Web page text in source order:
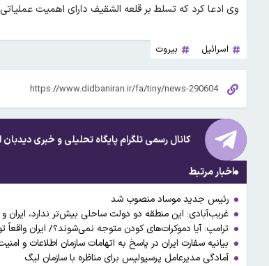
وی ادعا کرد که تسلط بر قلعه الشقیف دارای اهمیت
اسرائیل بیروت
کانال رسمی تلگرام پایگاه تحلیلی و خبریدیدبان
اخبار مرتبط
رئیس جدید موساد منصوب شد
غریب‌آبادی: این منطقه دو دولت ساحلی بیش‌تر ندارد، ایران
ترامپ: آیا دموکرات‌های کودن متوجه نمی‌شوند؟/ ایران واقعاً
بیانیه سفارت ایران در پاسخ به اتهامات سازمان اطلاعات و
آمادگی مدیرعامل پرسپولیس برای مناظره با سازمان لیگ